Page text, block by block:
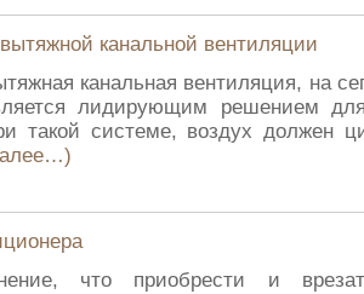
канальной вентиляции
канальная вентиляция, на
лидирующим решением
такой системе, воздух должен
что приобрести и